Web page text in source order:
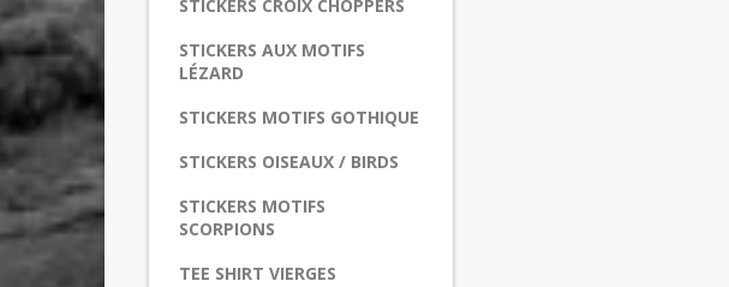
STICKERS CROIX CHOPPERS
STICKERS AUX MOTIFS
LÉZARD
STICKERS MOTIFS GOTHIQUE
STICKERS OISEAUX / BIRDS
STICKERS MOTIFS
SCORPIONS
TEE SHIRT VIERGES